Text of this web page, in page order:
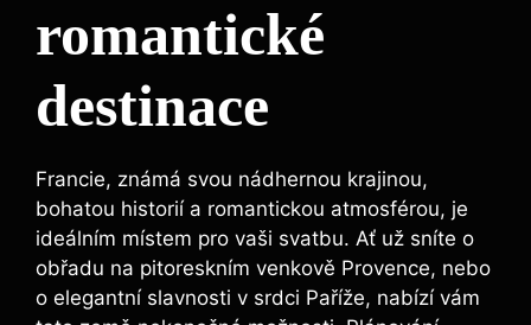
romantické
destinace
Francie, známá svou nádhernou krajinou,
bohatou historií a romantickou atmosférou, je
ideálním místem pro vaši svatbu. Ať už sníte o
obřadu na pitoreskním venkově Provence, nebo
o elegantní slavnosti v srdci Paříže, nabízí vám